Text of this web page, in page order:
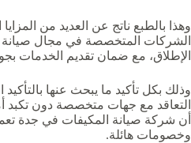
وهذا بالطبع ناتج عن العديد من
الشركات المتخصصة في مجال
الإطلاق، مع ضمان تقديم الخدمات
وذلك بكل تأكيد ما يبحث عنها بالتأكيد
التعاقد مع جهات متخصصة دون تكبد
أن شركة صيانة المكيفات في جدة
وخصومات هائلة.